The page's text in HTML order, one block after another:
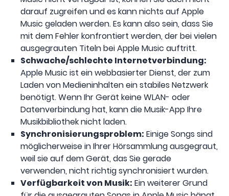
darauf zugreifen und es kann nichts auf Apple
Music geladen werden. Es kann also sein, dass Sie
mit dem Fehler konfrontiert werden, der bei vielen
ausgegrauten Titeln bei Apple Music auftritt.
Schwache/schlechte Internetverbindung:
Apple Music ist ein webbasierter Dienst, der zum
Laden von Medieninhalten ein stabiles Netzwerk
benötigt. Wenn Ihr Gerät keine WLAN- oder
Datenverbindung hat, kann die Musik-App Ihre
Musikbibliothek nicht laden.
Synchronisierungsproblem: Einige Songs sind
möglicherweise in Ihrer Hörsammlung ausgegraut,
weil sie auf dem Gerät, das Sie gerade
verwenden, nicht richtig synchronisiert wurden.
Verfügbarkeit von Musik: Ein weiterer Grund